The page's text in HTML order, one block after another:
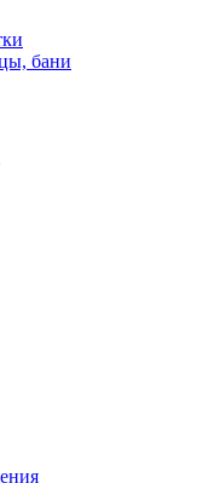
бани